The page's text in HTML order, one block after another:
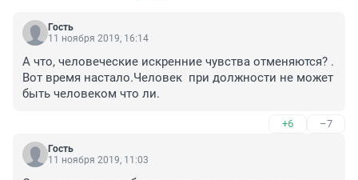
Гость
11 ноября 2019, 16:14
А что, человеческие искренние чувства отменяются? .
Вот время настало.Человек  при должности не может
быть человеком что ли.
+6 –7
Гость
11 ноября 2019, 11:03